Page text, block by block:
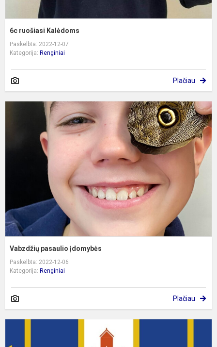
6c ruošiasi Kalėdoms
Paskelbta: 2022-12-07
Kategorija: Renginiai
Plačiau
Vabzdžių pasaulio įdomybės
Paskelbta: 2022-12-06
Kategorija: Renginiai
Plačiau